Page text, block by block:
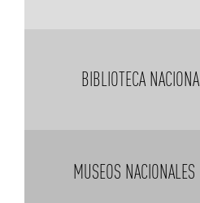
BIBLIOTECA NACIONAL
MUSEOS NACIONALES